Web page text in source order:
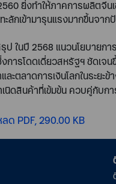
ยิ่งทำให้ภาคการผลิตจีน
ะลักเข้ามารุนแรงมากขึ้นจา
ป ในปี 2568 แนวนโยบายกา
การโดดเดี่ยวสหรัฐฯ ชัดเจ
ละตลาดการเงินโลกในระย
นิดสินค้าที่เข้มข้น ควบคู่กับก
ด PDF, 290.00 KB